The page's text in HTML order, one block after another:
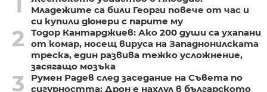
Младежите са били Георги повече от час и
си купили дюнери с парите му
2
Тодор Кантарджиев: Ако 200 души са ухапани
от комар, носещ вируса на Западнонилската
треска, един развива тежко усложнение,
засягащо мозъка
3
Румен Радев след заседание на Съвета по
сигурността: Дрон е нахлул в българското